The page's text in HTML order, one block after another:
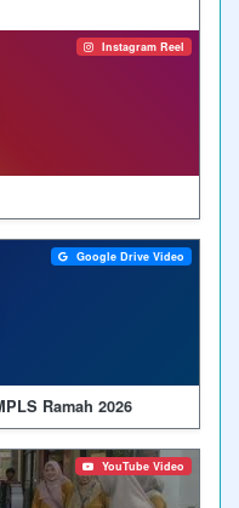
Instagram Reel
Google Drive Video
Ramah 2026
YouTube Video